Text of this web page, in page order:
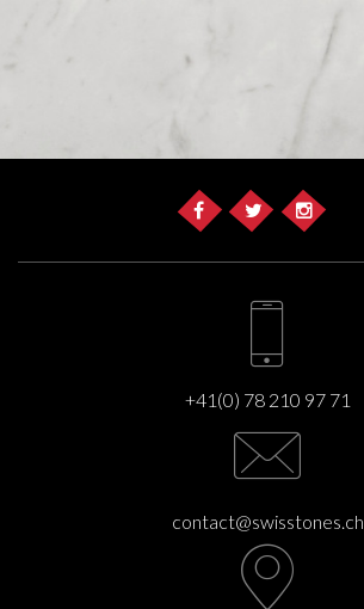
+41(0) 78 210 97 71
contact@swisstones.ch